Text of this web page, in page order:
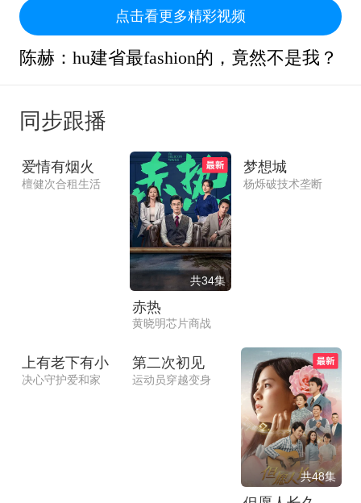
点击看更多精彩视频
陈赫：hu建省最fashion的，竟然不是我？
同步跟播
爱情有烟火
檀健次合租生活
共34集
赤热
黄晓明芯片商战
梦想城
杨烁破技术垄断
上有老下有小
决心守护爱和家
第二次初见
运动员穿越变身
共48集